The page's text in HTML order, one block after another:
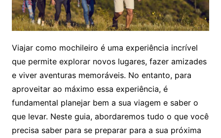
Viajar como mochileiro é uma experiência incrível
que permite explorar novos lugares, fazer amizades
e viver aventuras memoráveis. No entanto, para
aproveitar ao máximo essa experiência, é
fundamental planejar bem a sua viagem e saber o
que levar. Neste guia, abordaremos tudo o que você
precisa saber para se preparar para a sua próxima